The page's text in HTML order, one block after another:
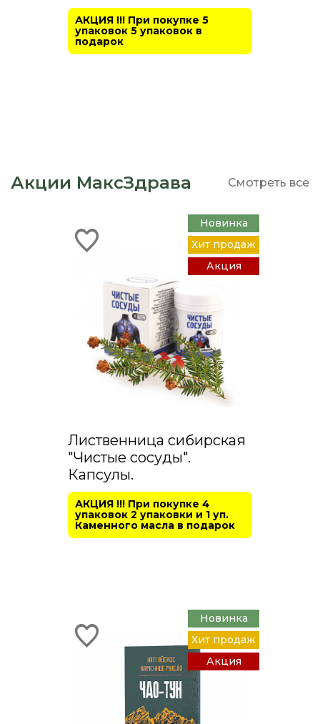
АКЦИЯ !!! При покупке 5
упаковок 5 упаковок в
подарок
Акции МаксЗдрава Смотреть все
Новинка
Хит продаж
Акция
Лиственница сибирская
"Чистые сосуды".
Капсулы.
АКЦИЯ !!! При покупке 4
упаковок 2 упаковки и 1 уп.
Каменного масла в подарок
Новинка
Хит продаж
Акция